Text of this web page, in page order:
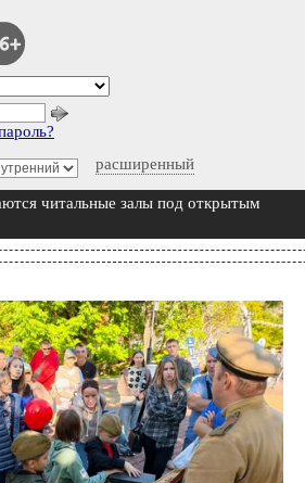
расширенный
читальные залы под открытым